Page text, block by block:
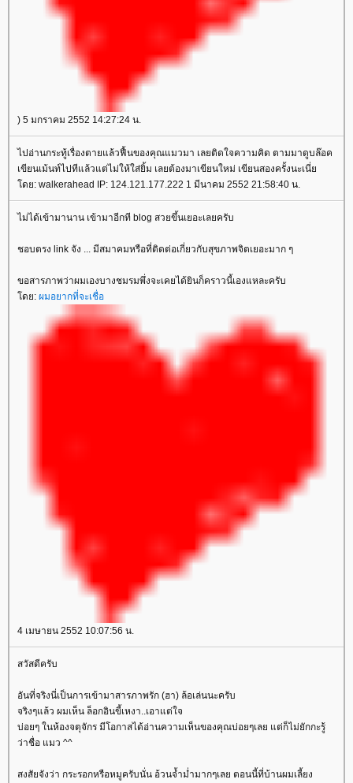
) 5 มกราคม 2552 14:27:24 น.
ไปอ่านกระทู้เรื่องตายแล้วฟื้นของคุณแมวมา เลยติดใจความคิด ตามมาดูบล๊อค
เขียนเม้นท์ไปทีแล้วแต่ไม่ให้ใส่ยิ้ม เลยต้องมาเขียนใหม่ เขียนสองครั้งนะเนี่
ดย: walkerahead IP: 124.121.177.222 1 มีนาคม 2552 21:58:40 น.
ไม่ได้เข้ามานาน เข้ามาอีกที blog สวยขึ้นเยอะเลยครับ
ชอบตรง link จัง ... มีสมาคมหรือที่ติดต่อเกี่ยวกับสุขภาพจิตเยอะมาก ๆ
ขอสารภาพว่าผมเองบางชมรมพึ่งจะเคยได้ยินก็คราวนี้เองแหละครับ
ดย: ผมอยากที่จะเชื่อ
4 เมษายน 2552 10:07:56 น.
สวัสดีครับ
อันที่จริงนี่เป็นการเข้ามาสารภาพรัก (ฮา) ล้อเล่นนะครับ
จริงๆแล้ว ผมเห็น ล็อกอินขี้เหงา..เอาแต่ใจ
บ่อยๆ ในห้องจตุจักร มีโอกาสได้อ่านความเห็นของคุณบ่อยๆเลย แต่ก็ไม่ยักกะรู้
ว่าชื่อ แมว ^^
สงสัยจังว่า กระรอกหรือหมูครับนั่น อ้วนจ้ำม่ำมากๆเลย ตอนนี้ที่บ้านผมเลี้ยง